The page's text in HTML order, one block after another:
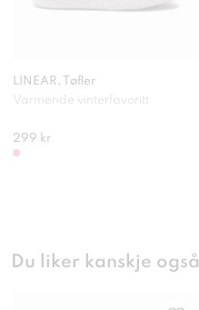
LINEAR, Tøfler
Varmende vinterfavoritt
299 kr
Du liker kanskje også